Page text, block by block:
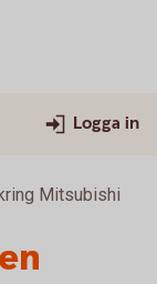
Logga in
Mitsubishi